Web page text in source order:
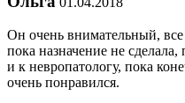
Он очень внимательный,
пока назначение не
и к невропатологу, пока
очень понравился.